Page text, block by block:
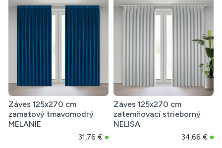
Záves 125x270 cm
zamatový tmavomodrý
MELANIE
31,76 €
Záves 125x270 cm
zatemňovací strieborný
NELISA
34,66 €